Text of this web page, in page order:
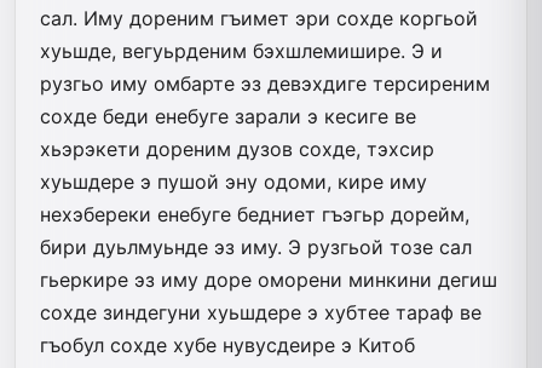
сал. Иму дореним гъимет эри сохде коргьой
хуьшде, вегуьрденим бэхшлемишире. Э и
рузгьо иму омбарте эз девэхдиге терсиреним
сохде беди енебуге зарали э кесиге ве
хьэрэкети дореним дузов сохде, тэхсир
хуьшдере э пушой эну одоми, кире иму
нехэбереки енебуге бедниет гъэгьр дорейм,
бири дуьлмуьнде эз иму. Э рузгьой тозе сал
гьеркире эз иму доре оморени минкини дегиш
сохде зиндегуни хуьшдере э хубтее тараф ве
гъобул сохде хубе нувусдеире э Китоб